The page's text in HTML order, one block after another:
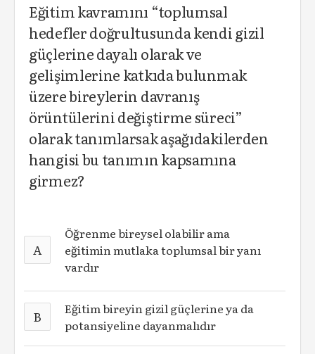
Eğitim kavramını “toplumsal
hedefler doğrultusunda kendi gizil
güçlerine dayalı olarak ve
gelişimlerine katkıda bulunmak
üzere bireylerin davranış
örüntülerini değiştirme süreci”
olarak tanımlarsak aşağıdakilerden
hangisi bu tanımın kapsamına
girmez?
A
Öğrenme bireysel olabilir ama
eğitimin mutlaka toplumsal bir yanı
vardır
B
Eğitim bireyin gizil güçlerine ya da
potansiyeline dayanmalıdır